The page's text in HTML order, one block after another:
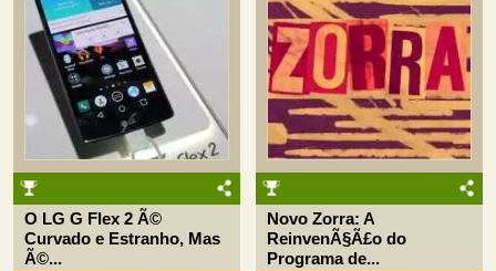
O LG G Flex 2 Ã©
Curvado e Estranho, Mas
Ã©...
Novo Zorra: A
ReinvenÃ§Ã£o do
Programa de...